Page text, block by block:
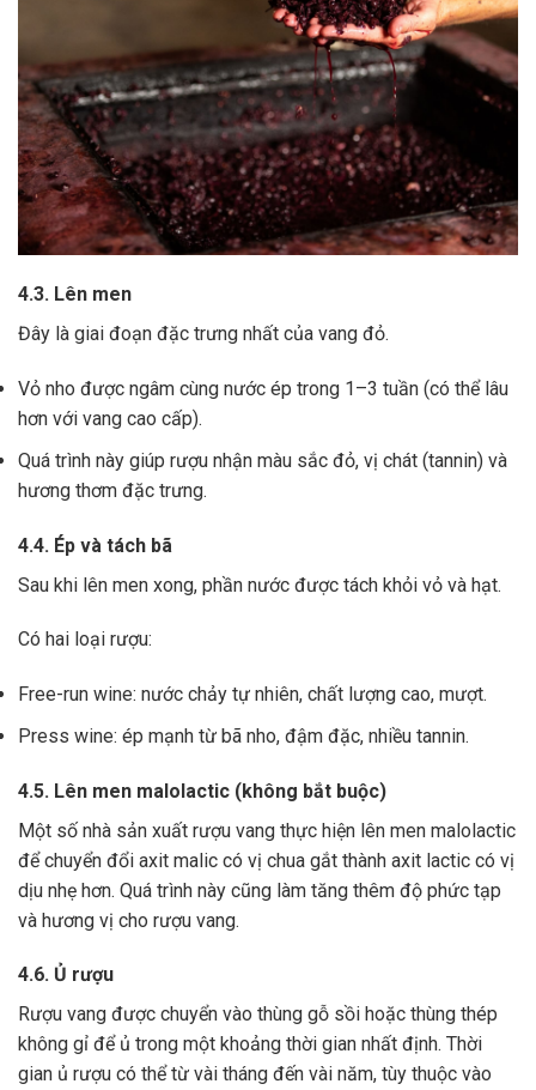
4.3. Lên men
Đây là giai đoạn đặc trưng nhất của vang đỏ.
Vỏ nho được ngâm cùng nước ép trong 1–3 tuần (có thể lâu
hơn với vang cao cấp).
Quá trình này giúp rượu nhận màu sắc đỏ, vị chát (tannin) và
hương thơm đặc trưng.
4.4. Ép và tách bã
Sau khi lên men xong, phần nước được tách khỏi vỏ và hạt.
Có hai loại rượu:
Free-run wine: nước chảy tự nhiên, chất lượng cao, mượt.
Press wine: ép mạnh từ bã nho, đậm đặc, nhiều tannin.
4.5. Lên men malolactic (không bắt buộc)
Một số nhà sản xuất rượu vang thực hiện lên men malolactic
để chuyển đổi axit malic có vị chua gắt thành axit lactic có vị
dịu nhẹ hơn. Quá trình này cũng làm tăng thêm độ phức tạp
và hương vị cho rượu vang.
4.6. Ủ rượu
Rượu vang được chuyển vào thùng gỗ sồi hoặc thùng thép
không gỉ để ủ trong một khoảng thời gian nhất định. Thời
gian ủ rượu có thể từ vài tháng đến vài năm, tùy thuộc vào